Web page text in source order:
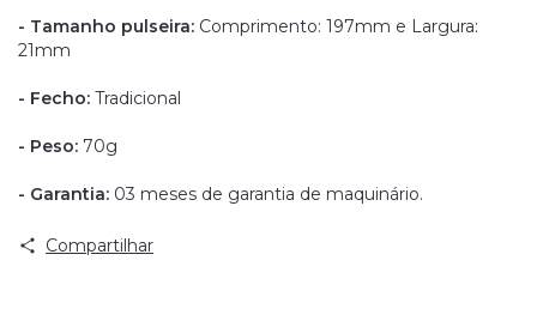
- Tamanho pulseira: Comprimento: 197mm e Largura:
21mm
- Fecho: Tradicional
- Peso: 70g
- Garantia: 03 meses de garantia de maquinário.
Compartilhar